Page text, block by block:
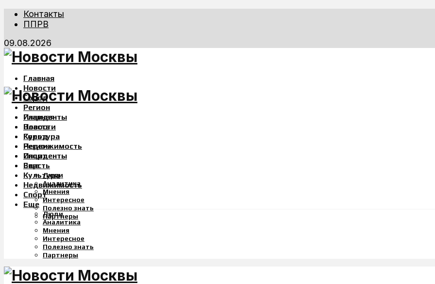
Контакты
ППРВ
09.08.2026
Главная
Новости
Город
Регион
Инциденты
Власть
Культура
Недвижимость
Спорт
Еще
Люди
Аналитика
Мнения
Интересное
Полезно знать
Партнеры
Главная
Новости
Город
Регион
Инциденты
Власть
Культура
Недвижимость
Спорт
Еще
Люди
Аналитика
Мнения
Интересное
Полезно знать
Партнеры